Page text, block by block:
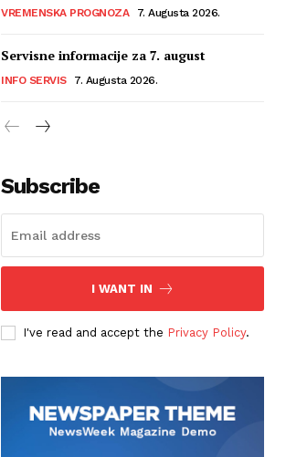
VREMENSKA PROGNOZA 7. Augusta 2026.
Servisne informacije za 7. august
INFO SERVIS 7. Augusta 2026.
Subscribe
I WANT IN
I've read and accept the Privacy Policy.